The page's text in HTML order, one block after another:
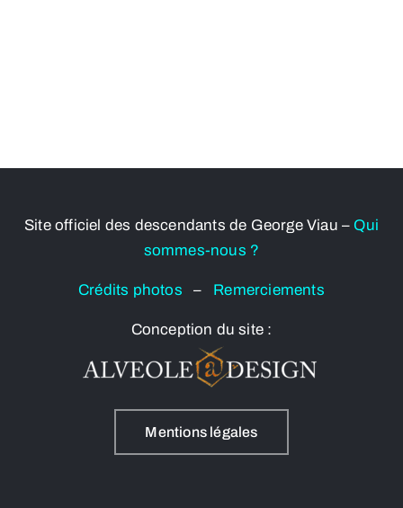
Site officiel des descendants de George Viau – Qui
sommes-nous ?
Crédits photos– Remerciements
Conception du site :
Mentions légales